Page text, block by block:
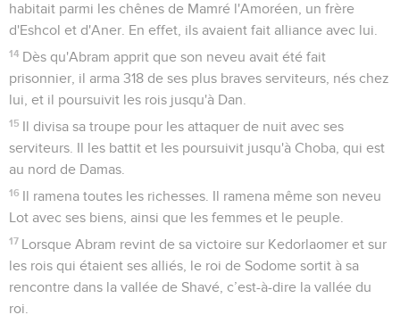
habitait parmi les chênes de Mamré l'Amoréen, un frère
d'Eshcol et d'Aner. En effet, ils avaient fait alliance avec lui.
14 Dès qu'Abram apprit que son neveu avait été fait
prisonnier, il arma 318 de ses plus braves serviteurs, nés chez
lui, et il poursuivit les rois jusqu'à Dan.
15 Il divisa sa troupe pour les attaquer de nuit avec ses
serviteurs. Il les battit et les poursuivit jusqu'à Choba, qui est
au nord de Damas.
16 Il ramena toutes les richesses. Il ramena même son neveu
Lot avec ses biens, ainsi que les femmes et le peuple.
17 Lorsque Abram revint de sa victoire sur Kedorlaomer et sur
les rois qui étaient ses alliés, le roi de Sodome sortit à sa
rencontre dans la vallée de Shavé, c’est-à-dire la vallée du
roi.